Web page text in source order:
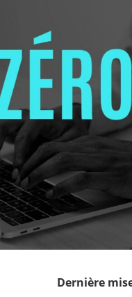
Dernière